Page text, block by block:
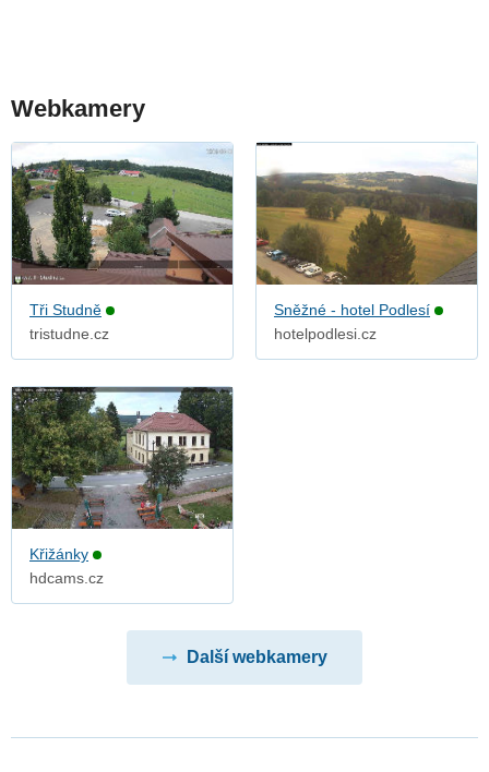
Webkamery
Tři Studně
tristudne.cz
Sněžné - hotel Podlesí
hotelpodlesi.cz
Křižánky
hdcams.cz
Další webkamery